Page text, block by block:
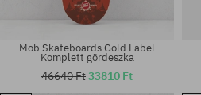
Mob Skateboards Gold Label
Komplett gördeszka
46640 Ft33810 Ft